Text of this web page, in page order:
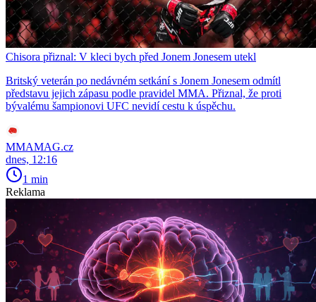
Chisora přiznal: V kleci bych před Jonem Jonesem utekl
Britský veterán po nedávném setkání s Jonem Jonesem odmítl
představu jejich zápasu podle pravidel MMA. Přiznal, že proti
bývalému šampionovi UFC nevidí cestu k úspěchu.
MMAMAG.cz
dnes, 12:16
1 min
Reklama